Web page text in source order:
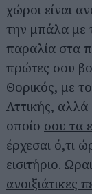
χώροι είναι
την μπάλα με
παραλία στα
πρώτες σου
Θορικός, με
Αττικής,
οποίο σου τα
έρχεσαι ό,τι
εισιτήριο.
ανοιξιάτικες